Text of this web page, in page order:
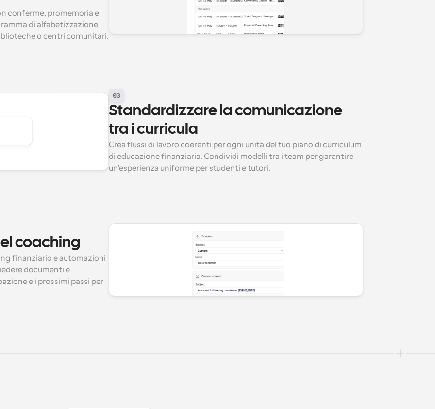
conferme, promemoria e
di alfabetizzazione
o centri comunitari.
03
Standardizzare la comunicazione
tra i curricula
Crea flussi di lavoro coerenti per ogni unità del tuo piano di curriculum
di educazione finanziaria. Condividi modelli tra i team per garantire
un'esperienza uniforme per studenti e tutori.
coaching
finanziario e automazioni
documenti e
e i prossimi passi per